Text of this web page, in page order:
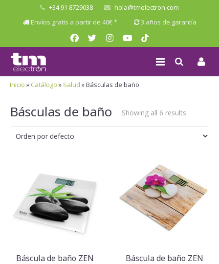
+34 91 8729038
hola@tmelectron.com
Envíos gratis a partir de 40€ *
3 años de garantía
Inicio » Catálogo » Salud »Básculas de baño
Básculas de baño Showing all 6 results
Báscula de baño ZEN
Báscula de baño ZEN